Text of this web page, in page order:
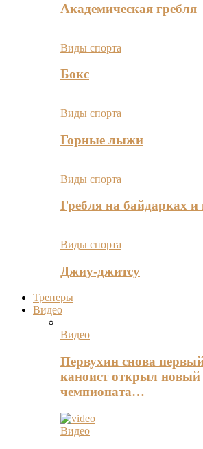
Академическая гребля
Виды спорта
Бокс
Виды спорта
Горные лыжи
Виды спорта
Гребля на байдарках и
Виды спорта
Джиу-джитсу
Тренеры
Видео
Видео
Первухин снова
каноист открыл новый
чемпионата…
Видео